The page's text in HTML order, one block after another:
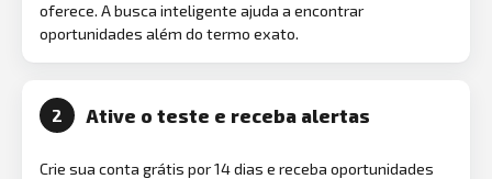
oferece. A busca inteligente ajuda a encontrar
oportunidades além do termo exato.
2 Ative o teste e receba alertas
Crie sua conta grátis por 14 dias e receba oportunidades